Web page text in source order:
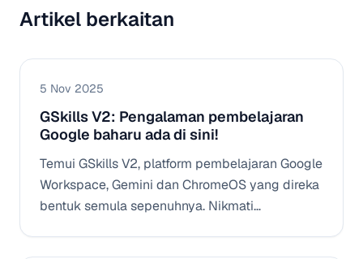
Artikel berkaitan
5 Nov 2025
GSkills V2: Pengalaman pembelajaran
Google baharu ada di sini!
Temui GSkills V2, platform pembelajaran Google
Workspace, Gemini dan ChromeOS yang direka
bentuk semula sepenuhnya. Nikmati